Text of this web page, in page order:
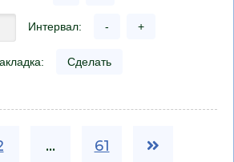
Интервал: - +
Сделать
... 61